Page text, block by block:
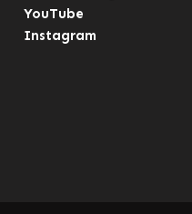
YouTube
Instagram